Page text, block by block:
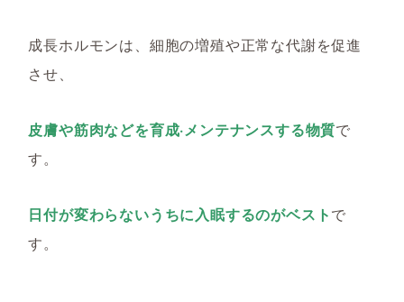
成長ホルモンは、細胞の増殖や正常な代謝を促進
させ、
皮膚や筋肉などを育成·メンテナンスする物質で
す。
日付が変わらないうちに入眠するのがベストで
す。